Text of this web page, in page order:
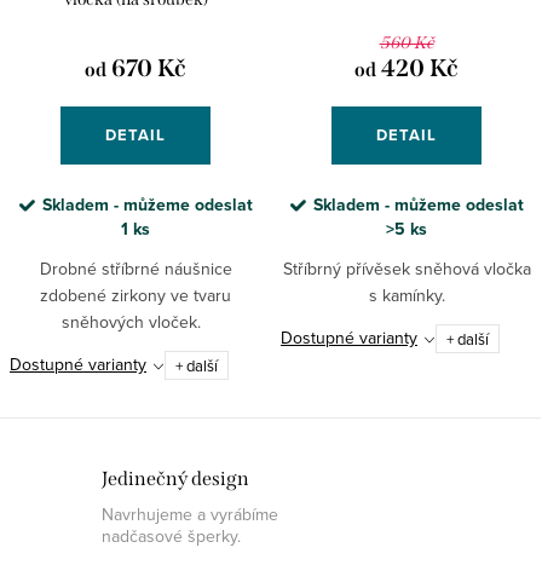
od 670 Kč
DETAIL
Skladem - můžeme odeslat
1 ks
Drobné stříbrné náušnice
zdobené zirkony ve tvaru
sněhových vloček.
Dostupné varianty
+ další
560 Kč
od 420 Kč
DETAIL
Skladem - můžeme odeslat
>5 ks
Stříbrný přívěsek sněhová vločka
s kamínky.
Dostupné varianty
+ další
Jedinečný design
Navrhujeme a vyrábíme
nadčasové šperky.